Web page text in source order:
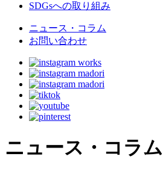
SDGsへの取り組み
ニュース・コラム
お問い合わせ
ニュース・コラム